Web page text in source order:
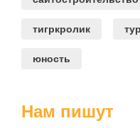
тигркролик
юность
Нам пишут